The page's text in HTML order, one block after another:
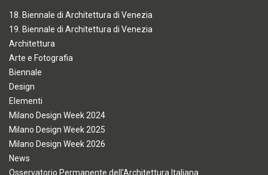
18. Biennale di Architettura di Venezia
19. Biennale di Architettura di Venezia
Architettura
Arte e Fotografia
Biennale
Design
Elementi
Milano Design Week 2024
Milano Design Week 2025
Milano Design Week 2026
News
Osservatorio Permanente dell'Architettura Italiana